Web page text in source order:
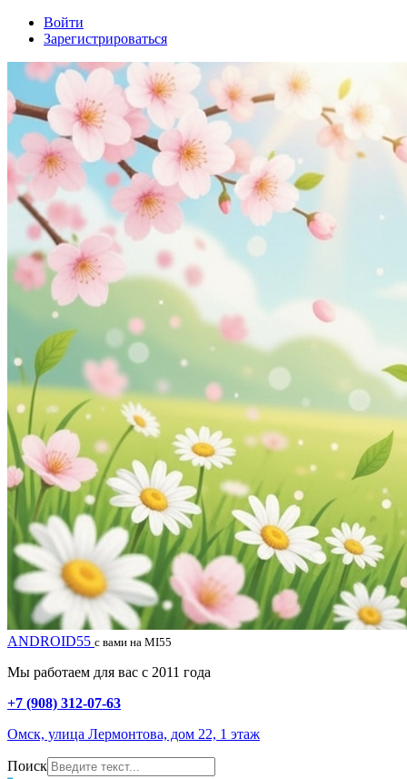
Войти
Зарегистрироваться
ANDROID55 с вами на MI55
Мы работаем для вас с 2011 года
+7 (908) 312-07-63
Омск, улица Лермонтова, дом 22, 1 этаж
Поиск